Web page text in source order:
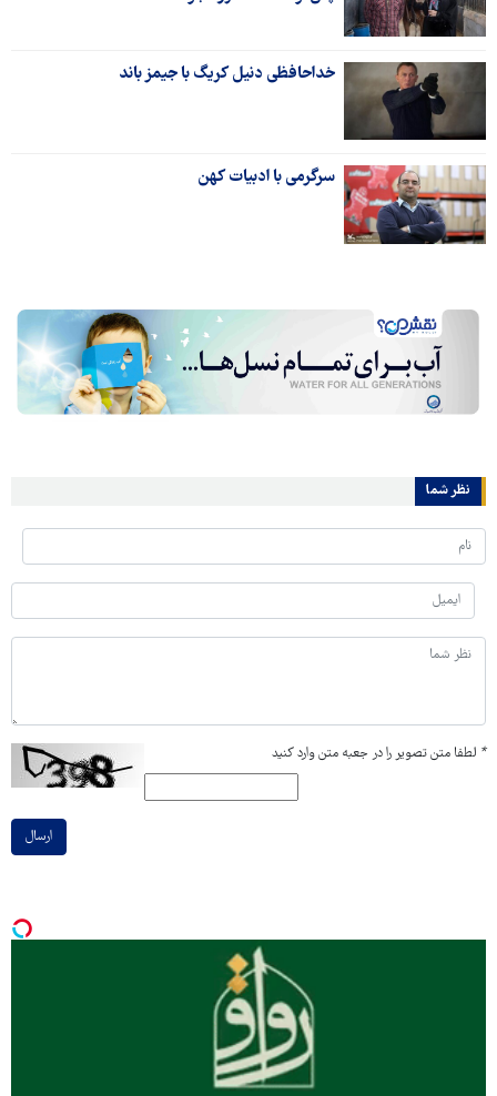
خداحافظی دنیل کریگ با جیمز باند
سرگرمی با ادبیات کهن
نظر شما
* لطفا متن تصویر را در جعبه متن وارد کنید
ارسال